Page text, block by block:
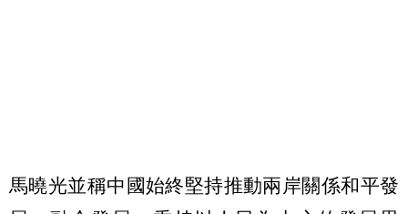
馬曉光並稱中國始終堅持推動兩岸關係和平發